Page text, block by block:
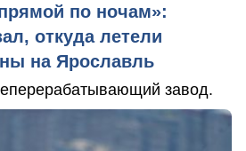
по ночам»:
откуда летели
на Ярославль
завод.